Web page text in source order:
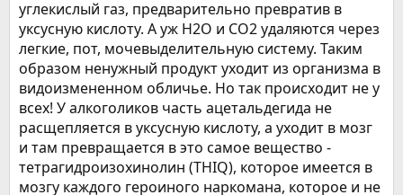
углекислый газ, предварительно превратив в
уксусную кислоту. А уж H2O и CO2 удаляются через
легкие, пот, мочевыделительную систему. Таким
образом ненужный продукт уходит из организма в
видоизмененном обличье. Но так происходит не у
всех! У алкоголиков часть ацетальдегида не
расщепляется в уксусную кислоту, а уходит в мозг
и там превращается в это самое вещество -
тетрагидроизохинолин (THIQ), которое имеется в
мозгу каждого героиного наркомана, которое и не